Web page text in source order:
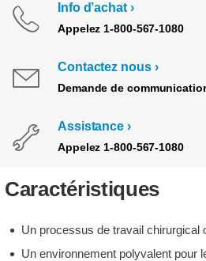
Info d’achat
Appelez 1-800-567-1080
Contactez nous
Demande de
Assistance
Appelez 1-800-567-1080
Caractéristiques
Un processus de travail chirurgical
Un environnement polyvalent pour